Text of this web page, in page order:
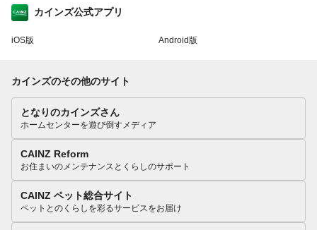
カインズ公式アプリ
iOS版 Android版
カインズのその他のサイト
となりのカインズさん
ホームセンターを遊び倒すメディア
CAINZ Reform
お住まいのメンテナンスとくらしのサポート
CAINZ ペット総合サイト
ペットとのくらしを彩るサービスをお届け